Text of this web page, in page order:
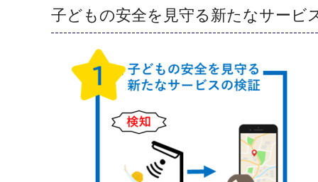
子どもの安全を見守る新たなサービ